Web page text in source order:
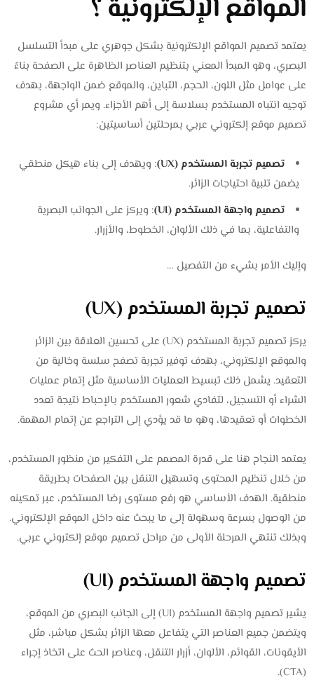
المواقع الإلكترونية ؟
يعتمد تصميم المواقع الإلكترونية بشكل جوهري على مبدأ التسلسل
البصري، وهو المبدأ المعني بتنظيم العناصر الظاهرة على الصفحة بناءً
على عوامل مثل اللون، الحجم، التباين، والموقع ضمن الواجهة، بهدف
توجيه انتباه المستخدم بسلاسة إلى أهم الأجزاء. ويمر أي مشروع
تصميم موقع إلكتروني عربي بمرحلتين أساسيتين:
تصميم تجربة المستخدم (UX)
: ويهدف إلى بناء هيكل منطقي
يضمن تلبية احتياجات الزائر.
تصميم واجهة المستخدم (UI)
: ويركز على الجوانب البصرية
والتفاعلية، بما في ذلك الألوان، الخطوط، والأزرار.
وإليك الأمر بشيء من التفصيل …
تصميم تجربة المستخدم (UX)
يركز تصميم تجربة المستخدم (UX) على تحسين العلاقة بين الزائر
والموقع الإلكتروني، بهدف توفير تجربة تصفح سلسة وخالية من
التعقيد. يشمل ذلك تبسيط العمليات الأساسية مثل إتمام عمليات
الشراء أو التسجيل، لتفادي شعور المستخدم بالإحباط نتيجة تعدد
الخطوات أو تعقيدها، وهو ما قد يؤدي إلى التراجع عن إتمام المهمة.
يعتمد النجاح هنا على قدرة المصمم على التفكير من منظور المستخدم،
من خلال تنظيم المحتوى وتسهيل التنقل بين الصفحات بطريقة
منطقية. الهدف الأساسي هو رفع مستوى رضا المستخدم، عبر تمكينه
من الوصول بسرعة وسهولة إلى ما يبحث عنه داخل الموقع الإلكتروني.
وبذلك تنتهي المرحلة الأولى من مراحل تصميم موقع إلكتروني عربي.
تصميم واجهة المستخدم (UI)
يشير تصميم واجهة المستخدم (UI) إلى الجانب البصري من الموقع،
ويتضمن جميع العناصر التي يتفاعل معها الزائر بشكل مباشر، مثل
الأيقونات، القوائم، الألوان، أزرار التنقل، وعناصر الحث على اتخاذ إجراء
(CTA).